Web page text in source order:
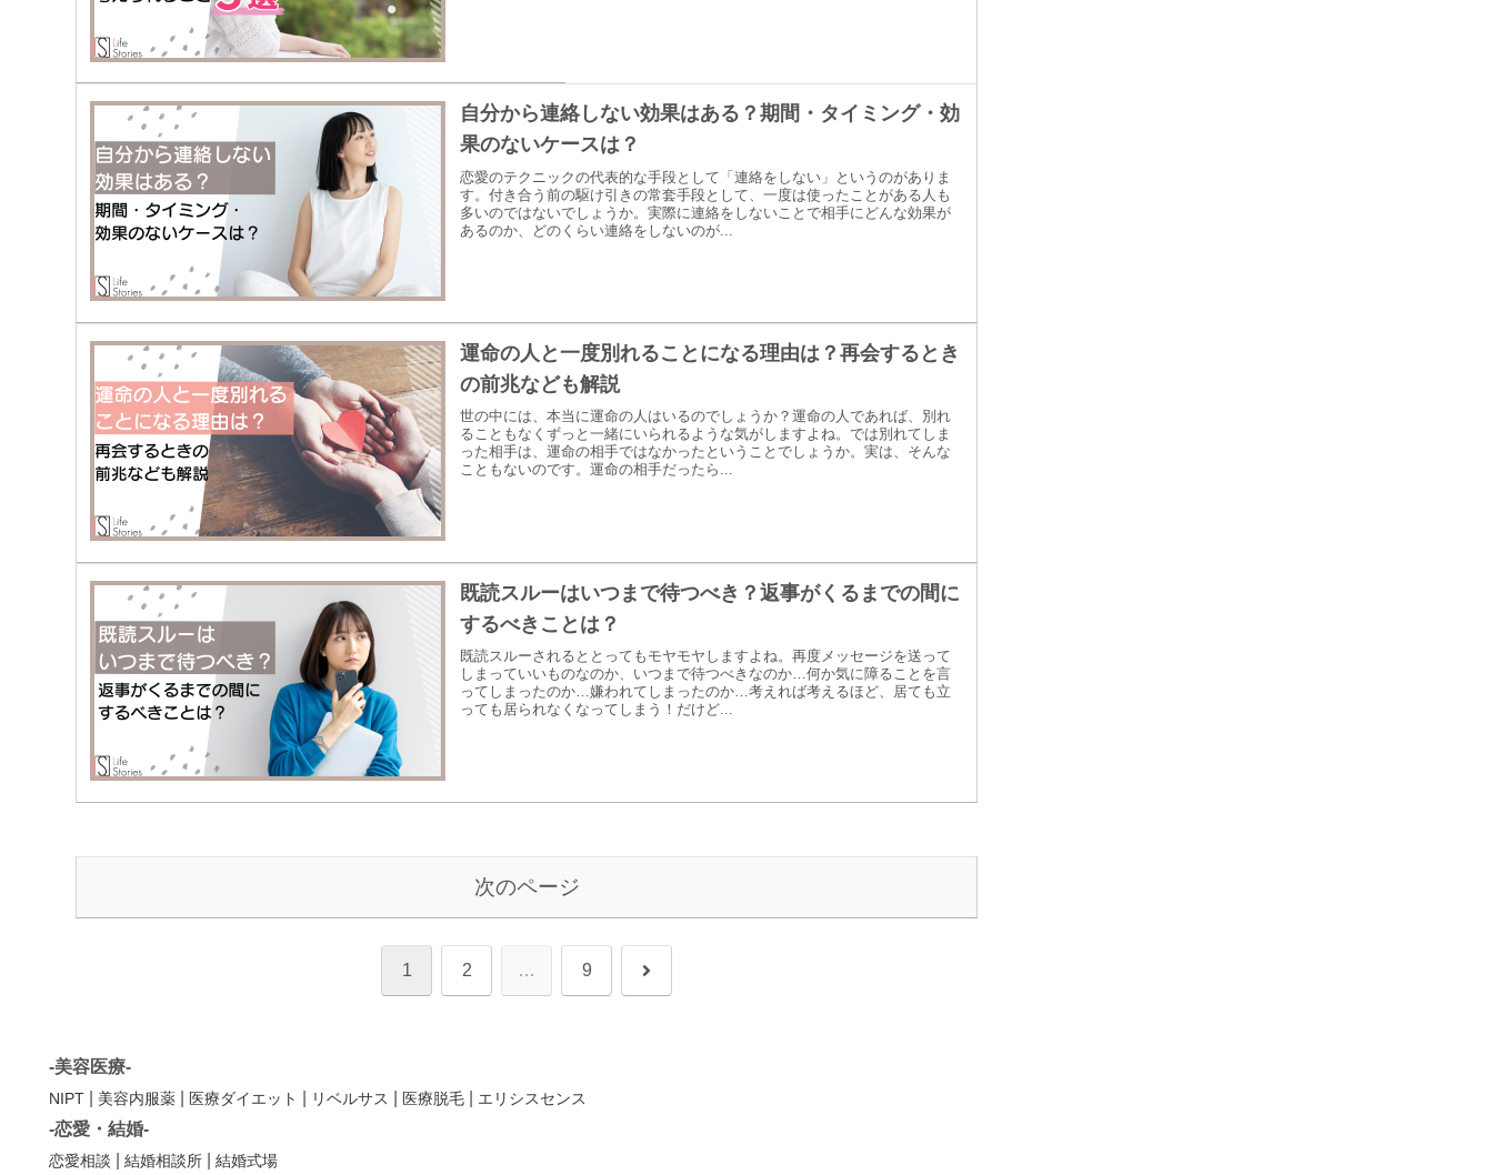
自分から連絡しない効果はある？期間・タイミング・効
果のないケースは？
恋愛のテクニックの代表的な手段として「連絡をしない」というのがありま
す。付き合う前の駆け引きの常套手段として、一度は使ったことがある人も
多いのではないでしょうか。実際に連絡をしないことで相手にどんな効果が
あるのか、どのくらい連絡をしないのが...
運命の人と一度別れることになる理由は？再会するとき
の前兆なども解説
世の中には、本当に運命の人はいるのでしょうか？運命の人であれば、別れ
ることもなくずっと一緒にいられるような気がしますよね。では別れてしま
った相手は、運命の相手ではなかったということでしょうか。実は、そんな
こともないのです。運命の相手だったら...
既読スルーはいつまで待つべき？返事がくるまでの間に
するべきことは？
既読スルーされるととってもモヤモヤしますよね。再度メッセージを送って
しまっていいものなのか、いつまで待つべきなのか…何か気に障ることを言
ってしまったのか…嫌われてしまったのか…考えれば考えるほど、居ても立
っても居られなくなってしまう！だけど...
次のページ
1 2 … 9 次
-美容医療-
NIPT 美容内服薬 医療ダイエット リベルサス 医療脱毛 エリシスセンス
-恋愛・結婚-
恋愛相談 結婚相談所 結婚式場